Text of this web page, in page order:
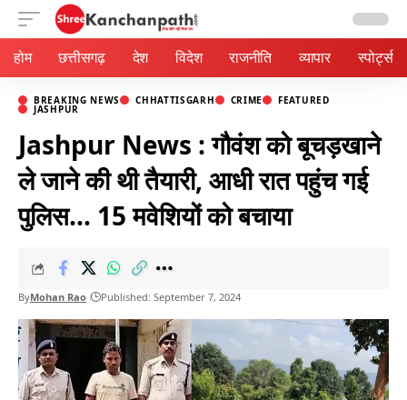
होम छत्तीसगढ़ देश विदेश राजनीति व्यापार स्पोर्ट्स
BREAKING NEWS CHHATTISGARH CRIME FEATURED
JASHPUR
Jashpur News : गौवंश को बूचड़खाने
ले जाने की थी तैयारी, आधी रात पहुंच गई
पुलिस… 15 मवेशियों को बचाया
ByMohan Rao Published: September 7, 2024